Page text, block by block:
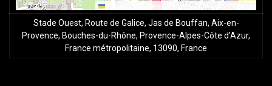
Map data © OpenStreetMap
contributors
Stade Ouest, Route de Galice, Jas de Bouffan, Aix-en-
Provence, Bouches-du-Rhône, Provence-Alpes-Côte d'Azur,
France métropolitaine, 13090, France